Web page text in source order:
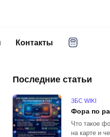
Контакты
Последние статьи
ЗБС WIKI
Фора по
Что такое
на карте и